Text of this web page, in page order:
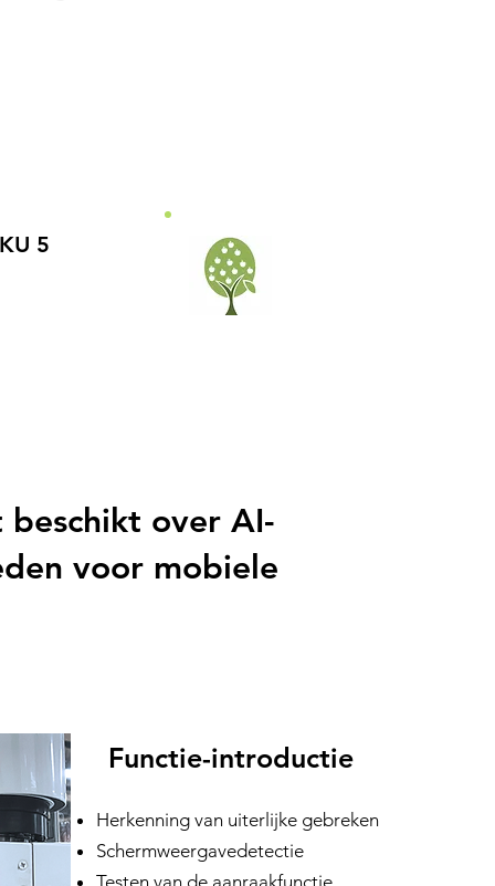
5
over AI-
voor mobiele
Functie-introductie
Herkenning van uiterlijke gebreken
Schermweergavedetectie
Testen van de aanraakfunctie